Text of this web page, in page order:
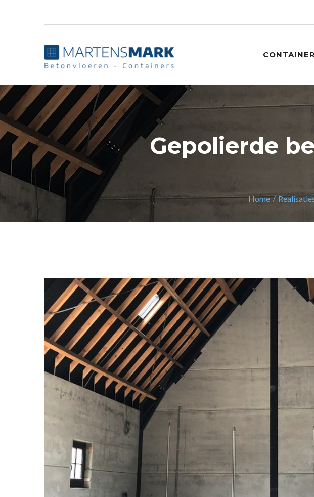
Gepolierde
Home